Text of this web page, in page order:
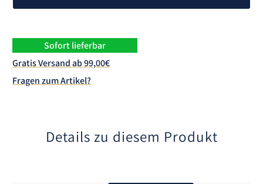
Sofort lieferbar
Gratis Versand ab 99,00€
Fragen zum Artikel?
Details zu diesem Produkt